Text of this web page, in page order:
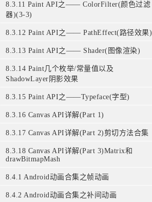
8.3.11 Paint API之—— ColorFilter(颜色过滤
器)(3-3)
8.3.12 Paint API之—— PathEffect(路径效果)
8.3.13 Paint API之—— Shader(图像渲染)
8.3.14 Paint几个枚举/常量值以及
ShadowLayer阴影效果
8.3.15 Paint API之——Typeface(字型)
8.3.16 Canvas API详解(Part 1)
8.3.17 Canvas API详解(Part 2)剪切方法合集
8.3.18 Canvas API详解(Part 3)Matrix和
drawBitmapMash
8.4.1 Android动画合集之帧动画
8.4.2 Android动画合集之补间动画